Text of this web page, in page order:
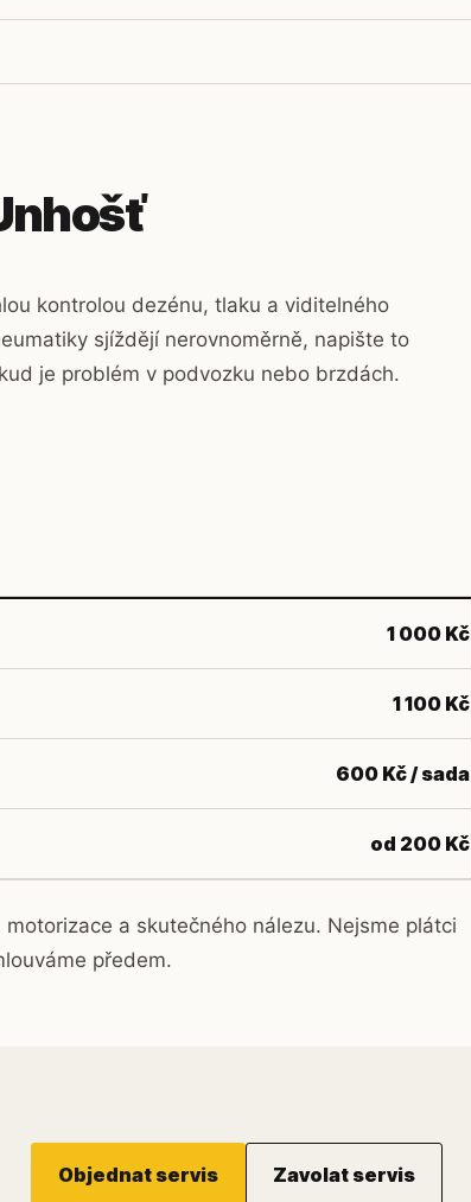
kontrolou dezénu, tlaku a viditelného
sjíždějí nerovnoměrně, napište to
je problém v podvozku nebo brzdách.
1 000 Kč
1 100 Kč
600 Kč / sada
od 200 Kč
a skutečného nálezu. Nejsme plátci
předem.
Objednat servis Zavolat servis